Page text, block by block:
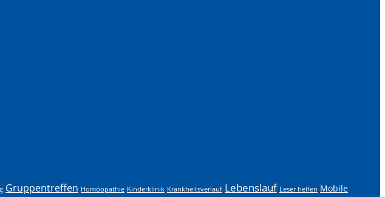
Gruppentreffen Homöopathie Kinderklinik Krankheitsverlauf Lebenslauf Leser helfen Mobile